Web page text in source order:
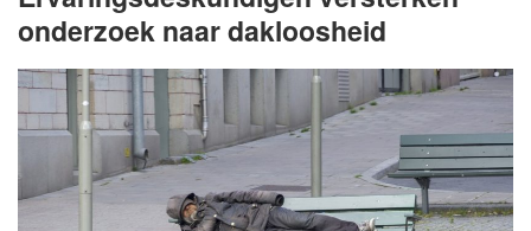
onderzoek naar dakloosheid